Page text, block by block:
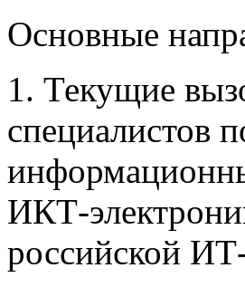
Основные
1. Текущие
специалистов
ИКТ-
российской